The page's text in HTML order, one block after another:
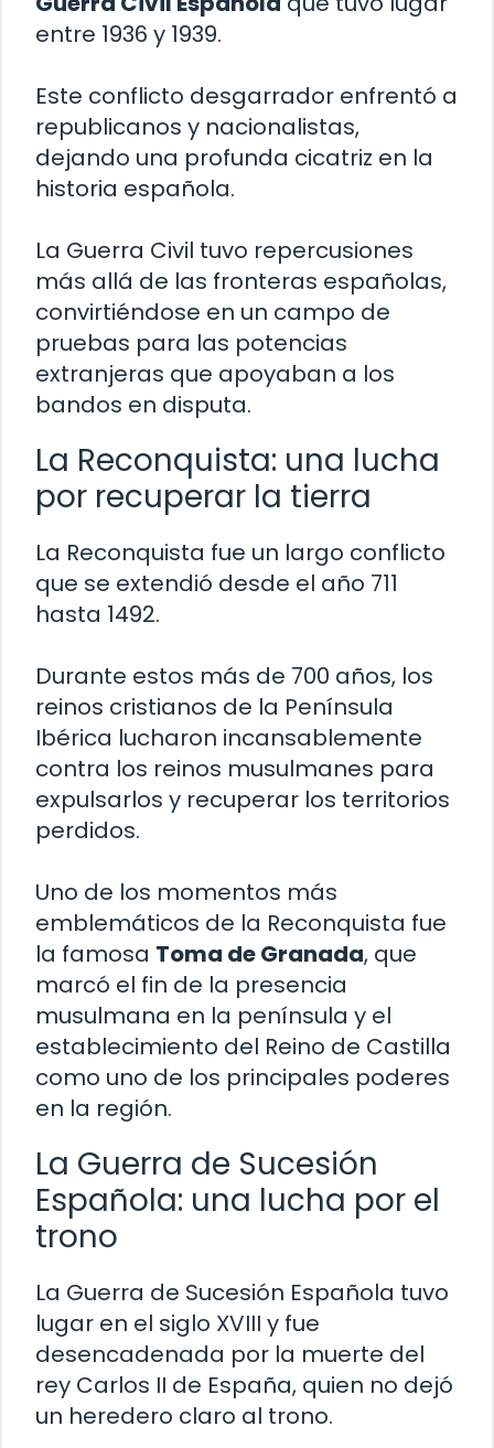
entre 1936 y 1939.
Este conflicto desgarrador enfrentó a
republicanos y nacionalistas,
dejando una profunda cicatriz en la
historia española.
La Guerra Civil tuvo repercusiones
más allá de las fronteras españolas,
convirtiéndose en un campo de
pruebas para las potencias
extranjeras que apoyaban a los
bandos en disputa.
La Reconquista: una lucha
por recuperar la tierra
La Reconquista fue un largo conflicto
que se extendió desde el año 711
hasta 1492.
Durante estos más de 700 años, los
reinos cristianos de la Península
Ibérica lucharon incansablemente
contra los reinos musulmanes para
expulsarlos y recuperar los territorios
perdidos.
Uno de los momentos más
emblemáticos de la Reconquista fue
la famosa Toma de Granada, que
marcó el fin de la presencia
musulmana en la península y el
establecimiento del Reino de Castilla
como uno de los principales poderes
en la región.
La Guerra de Sucesión
Española: una lucha por el
trono
La Guerra de Sucesión Española tuvo
lugar en el siglo XVIII y fue
desencadenada por la muerte del
rey Carlos II de España, quien no dejó
un heredero claro al trono.